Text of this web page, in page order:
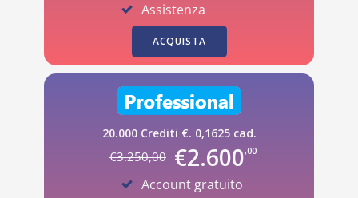
Assistenza
ACQUISTA
20.000 Crediti €. 0,1625 cad.
€3.250,00 €2.600,00
Account gratuito